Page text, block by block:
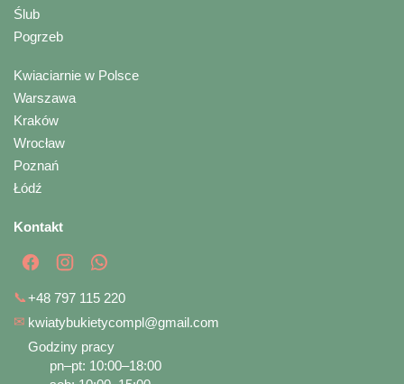
Ślub
Pogrzeb
Kwiaciarnie w Polsce
Warszawa
Kraków
Wrocław
Poznań
Łódź
Kontakt
📞+48 797 115 220
✉ kwiatybukietycompl@gmail.com
Godziny pracy
pn–pt: 10:00–18:00